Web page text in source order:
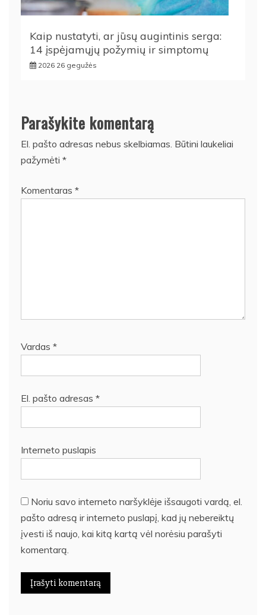
Kaip nustatyti, ar jūsų augintinis serga:
14 įspėjamųjų požymių ir simptomų
2026 26 gegužės
Parašykite komentarą
El. pašto adresas nebus skelbiamas. Būtini laukeliai
pažymėti *
Komentaras *
Vardas *
El. pašto adresas *
Interneto puslapis
Noriu savo interneto naršyklėje išsaugoti vardą, el.
pašto adresą ir interneto puslapį, kad jų nebereiktų
įvesti iš naujo, kai kitą kartą vėl norėsiu parašyti
komentarą.